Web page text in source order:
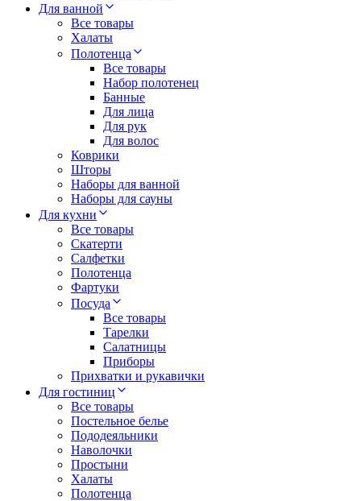
Для ванной
Все товары
Халаты
Полотенца
Все товары
Набор полотенец
Банные
Для лица
Для рук
Для волос
Коврики
Шторы
Наборы для ванной
Наборы для сауны
Для кухни
Все товары
Скатерти
Салфетки
Полотенца
Фартуки
Посуда
Все товары
Тарелки
Салатницы
Приборы
Прихватки и рукавички
Для гостиниц
Все товары
Постельное белье
Пододеяльники
Наволочки
Простыни
Халаты
Полотенца